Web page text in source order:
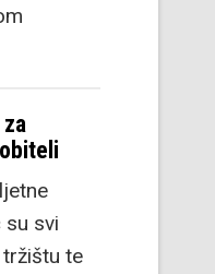
su svi
te